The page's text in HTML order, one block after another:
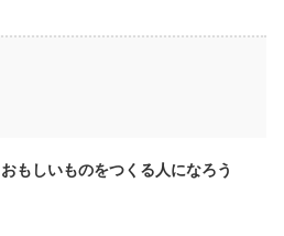
おもしいものをつくる人になろう